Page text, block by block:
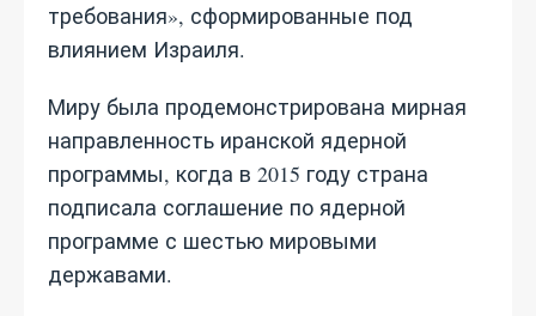
требования», сформированные под
влиянием Израиля.
Миру была продемонстрирована мирная
направленность иранской ядерной
программы, когда в 2015 году страна
подписала соглашение по ядерной
программе с шестью мировыми
державами.